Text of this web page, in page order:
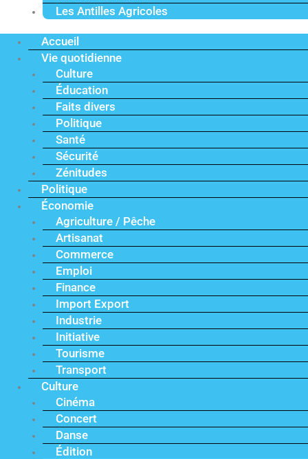
Les Antilles Agricoles
Accueil
Vie quotidienne
Culture
Éducation
Faits divers
Politique
Santé
Sécurité
Zénitudes
Politique
Économie
Agriculture / Pêche
Artisanat
Commerce
Emploi
Finance
Import Export
Industrie
Initiative
Tourisme
Transport
Culture
Cinéma
Concert
Danse
Édition